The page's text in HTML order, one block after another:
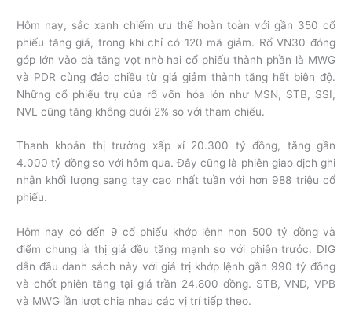
Hôm nay, sắc xanh chiếm ưu thế hoàn toàn với gần 350 cổ
phiếu tăng giá, trong khi chỉ có 120 mã giảm. Rổ VN30 đóng
góp lớn vào đà tăng vọt nhờ hai cổ phiếu thành phần là MWG
và PDR cùng đảo chiều từ giá giảm thành tăng hết biên độ.
Những cổ phiếu trụ của rổ vốn hóa lớn như MSN, STB, SSI,
NVL cũng tăng không dưới 2% so với tham chiếu.
Thanh khoản thị trường xấp xỉ 20.300 tỷ đồng, tăng gần
4.000 tỷ đồng so với hôm qua. Đây cũng là phiên giao dịch ghi
nhận khối lượng sang tay cao nhất tuần với hơn 988 triệu cổ
phiếu.
Hôm nay có đến 9 cổ phiếu khớp lệnh hơn 500 tỷ đồng và
điểm chung là thị giá đều tăng mạnh so với phiên trước. DIG
dẫn đầu danh sách này với giá trị khớp lệnh gần 990 tỷ đồng
và chốt phiên tăng tại giá trần 24.800 đồng. STB, VND, VPB
và MWG lần lượt chia nhau các vị trí tiếp theo.